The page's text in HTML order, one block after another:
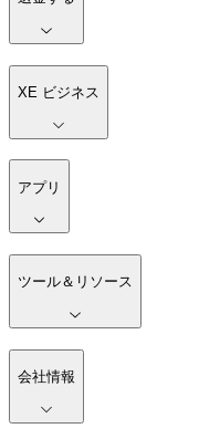
XE ビジネス
アプリ
ツール＆リソース
会社情報